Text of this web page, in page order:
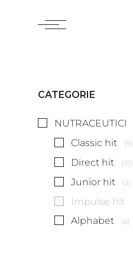
CATEGORIE
NUTRACEUTICI
Classic hit (9)
Direct hit (10)
Junior hit (2)
Impulse hit
Alphabet
(6)